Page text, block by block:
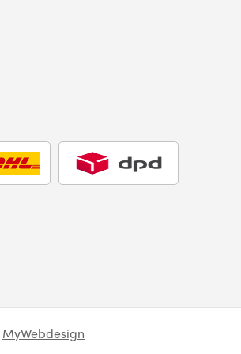
MyWebdesign